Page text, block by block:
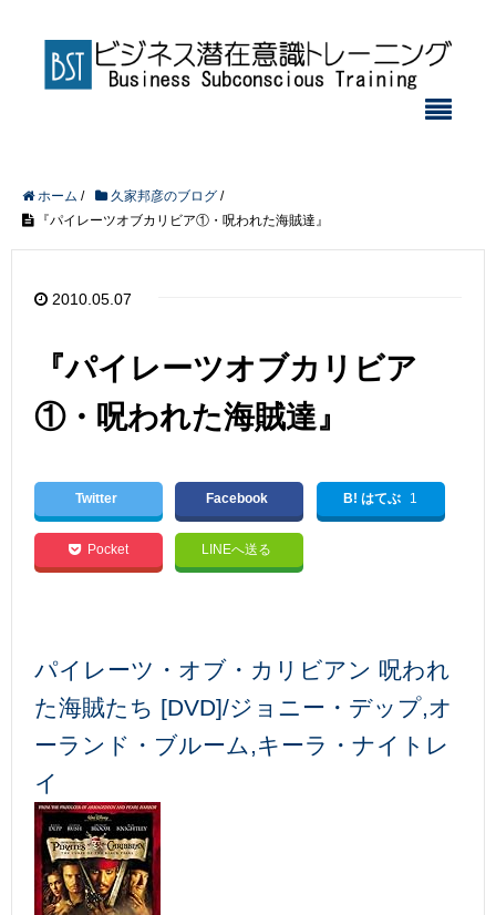
ホーム / 久家邦彦のブログ /
『パイレーツオブカリビア①・呪われた海賊達』
2010.05.07
『パイレーツオブカリビア
①・呪われた海賊達』
Twitter Facebook B! はてぶ 1
Pocket LINEへ送る
パイレーツ・オブ・カリビアン 呪われ
た海賊たち [DVD]/ジョニー・デップ,オ
ーランド・ブルーム,キーラ・ナイトレ
イ